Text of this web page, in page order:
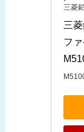
三菱
三
フ